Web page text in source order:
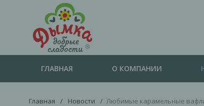
ГЛАВНАЯ О КОМПАНИИ
Главная / Новости / Любимые карамельные